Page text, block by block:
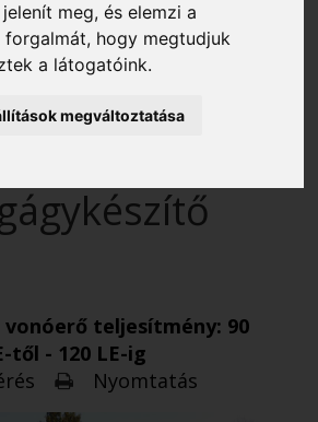
meg, és elemzi a
forgalmát, hogy megtudjuk
a látogatóink.
megváltoztatása
simítós 4
k. 3,9 m
hidraulikus
vonóerő teljesítmény: 90
től - 120 LE-ig
Nyomtatás